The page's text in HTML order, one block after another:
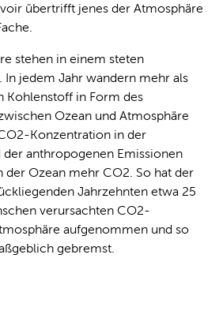
übertrifft jenes der Atmosphäre
stehen in einem steten
In jedem Jahr wandern mehr als
Kohlenstoff in Form des
Ozean und Atmosphäre
Konzentration in der
anthropogenen Emissionen
der Ozean mehr CO2. So hat der
Jahrzehnten etwa 25
verursachten CO2-
aufgenommen und so
gebremst.